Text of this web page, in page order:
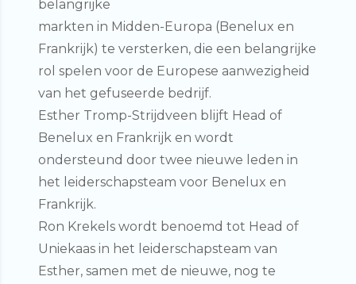
belangrijke
markten in Midden-Europa (Benelux en
Frankrijk) te versterken, die een belangrijke
rol spelen voor de Europese aanwezigheid
van het gefuseerde bedrijf.
Esther Tromp-Strijdveen blijft Head of
Benelux en Frankrijk en wordt
ondersteund door twee nieuwe leden in
het leiderschapsteam voor Benelux en
Frankrijk.
Ron Krekels wordt benoemd tot Head of
Uniekaas in het leiderschapsteam van
Esther, samen met de nieuwe, nog te